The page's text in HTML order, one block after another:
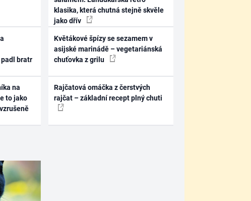
bratr
na
to jako
klasika, která chutná stejně skvěle
jako dřív
Květákové špízy se sezamem v
asijské marinádě – vegetariánská
chuťovka z grilu
Rajčatová omáčka z čerstvých
rajčat – základní recept plný chuti